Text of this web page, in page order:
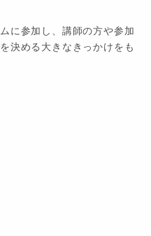
に参加し、講師の方や参加
決める大きなきっかけをも